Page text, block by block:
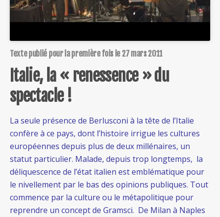
Texte publié pour la première fois le 27 mars 2011
Italie, la « renessence » du
spectacle !
La seule présence de Berlusconi à la tête de l’Italie
confère à ce pays, dont l’histoire irrigue les cultures
européennes depuis plus de deux millénaires, un
statut particulier. Malade, depuis trop longtemps, la
déliquescence de l’état italien est emblématique pour
le nivellement par le bas des opinions publiques. Tout
commence par la culture ou le métapolitique pour
reprendre un concept de Gramsci. De Milan à Naples